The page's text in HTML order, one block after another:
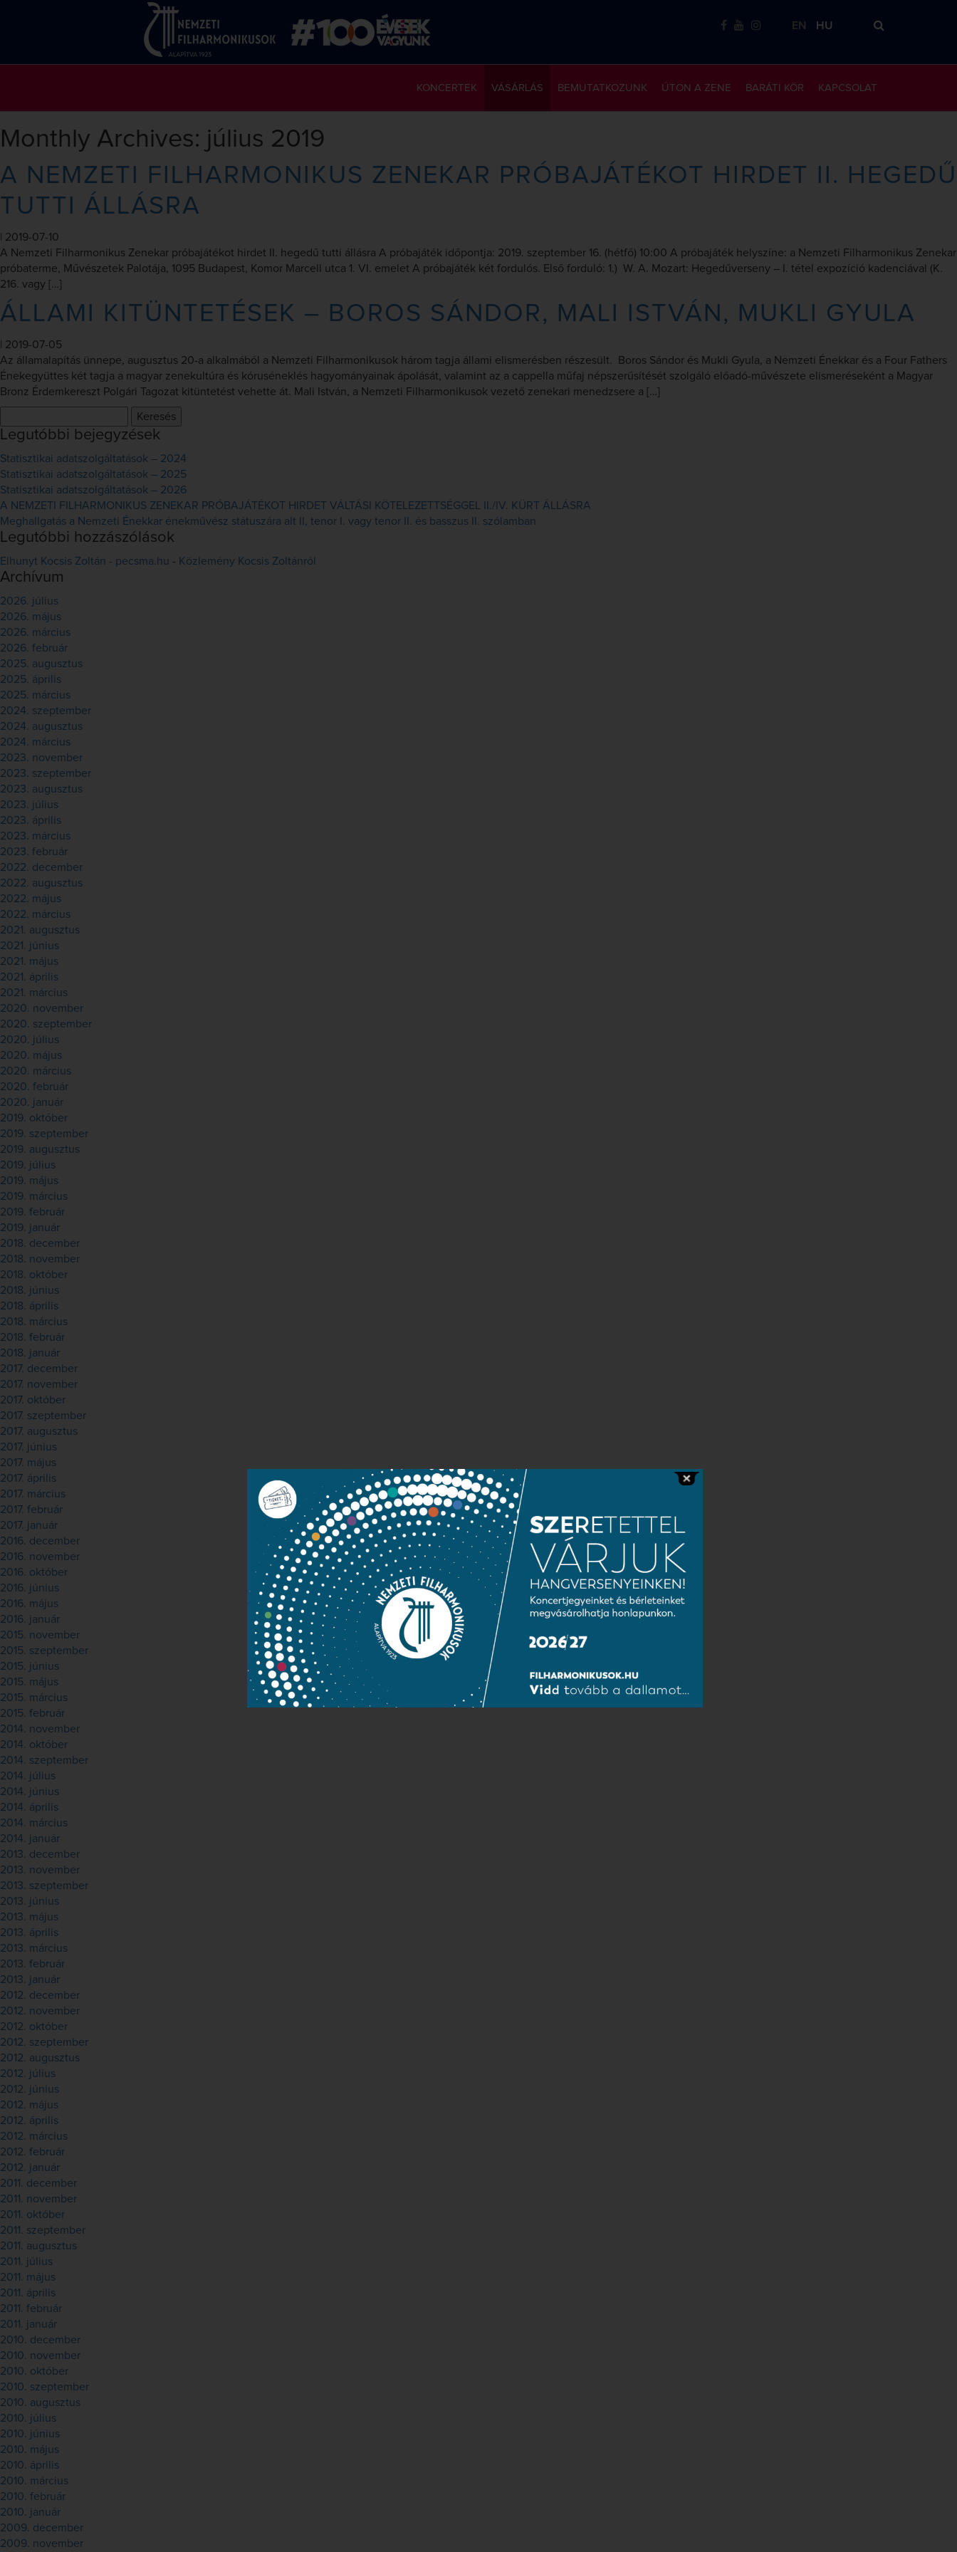
EN HU
KAPCSOLAT
BARÁTI KÖR
ÚTON A ZENE
KONCERTEK VÁSÁRLÁS BEMUTATKOZUNK
Monthly Archives: július 2019
A NEMZETI FILHARMONIKUS ZENEKAR PRÓBAJÁTÉKOT HIRDET II. HEGEDŰ
TUTTI ÁLLÁSRA
2019-07-10
A Nemzeti Filharmonikus Zenekar próbajátékot hirdet II. hegedű tutti állásra A próbajáték időpontja: 2019. szeptember 16. (hétfő) 10:00 A próbajáték helyszíne: a Nemzeti Filharmonikus Zenekar
próbaterme, Művészetek Palotája, 1095 Budapest, Komor Marcell utca 1. VI. emelet A próbajáték két fordulós. Első forduló: 1.) W. A. Mozart: Hegedűverseny – I. tétel expozíció kadenciával (K.
216. vagy […]
ÁLLAMI KITÜNTETÉSEK – BOROS SÁNDOR, MALI ISTVÁN, MUKLI GYULA
2019-07-05
Az államalapítás ünnepe, augusztus 20-a alkalmából a Nemzeti Filharmonikusok három tagja állami elismerésben részesült. Boros Sándor és Mukli Gyula, a Nemzeti Énekkar és a Four Fathers
Énekegyüttes két tagja a magyar zenekultúra és kóruséneklés hagyományainak ápolását, valamint az a cappella műfaj népszerűsítését szolgáló előadó-művészete elismeréseként a Magyar
Bronz Érdemkereszt Polgári Tagozat kitüntetést vehette át. Mali István, a Nemzeti Filharmonikusok vezető zenekari menedzsere a […]
Legutóbbi bejegyzések
Statisztikai adatszolgáltatások – 2024
Statisztikai adatszolgáltatások – 2025
Statisztikai adatszolgáltatások – 2026
A NEMZETI FILHARMONIKUS ZENEKAR PRÓBAJÁTÉKOT HIRDET VÁLTÁSI KÖTELEZETTSÉGGEL II./IV. KÜRT ÁLLÁSRA
Meghallgatás a Nemzeti Énekkar énekművész státuszára alt II, tenor I. vagy tenor II. és basszus II. szólamban
Legutóbbi hozzászólások
Elhunyt Kocsis Zoltán - pecsma.hu - Közlemény Kocsis Zoltánról
Archívum
2026. július
2026. május
2026. március
2026. február
2025. augusztus
2025. április
2025. március
2024. szeptember
2024. augusztus
2024. március
2023. november
2023. szeptember
2023. augusztus
2023. július
2023. április
2023. március
2023. február
2022. december
2022. augusztus
2022. május
2022. március
2021. augusztus
2021. június
2021. május
2021. április
2021. március
2020. november
2020. szeptember
2020. július
2020. május
2020. március
2020. február
2020. január
2019. október
2019. szeptember
2019. augusztus
2019. július
2019. május
2019. március
2019. február
2019. január
2018. december
2018. november
2018. október
2018. június
2018. április
2018. március
2018. február
2018. január
2017. december
2017. november
2017. október
2017. szeptember
2017. augusztus
2017. június
2017. május
2017. április
2017. március
2017. február
2017. január
2016. december
2016. november
2016. október
2016. június
2016. május
2016. január
2015. november
2015. szeptember
2015. június
2015. május
2015. március
2015. február
2014. november
2014. október
2014. szeptember
2014. július
2014. június
2014. április
2014. március
2014. január
2013. december
2013. november
2013. szeptember
2013. június
2013. május
2013. április
2013. március
2013. február
2013. január
2012. december
2012. november
2012. október
2012. szeptember
2012. augusztus
2012. július
2012. június
2012. május
2012. április
2012. március
2012. február
2012. január
2011. december
2011. november
2011. október
2011. szeptember
2011. augusztus
2011. július
2011. május
2011. április
2011. február
2011. január
2010. december
2010. november
2010. október
2010. szeptember
2010. augusztus
2010. július
2010. június
2010. május
2010. április
2010. március
2010. február
2010. január
2009. december
2009. november